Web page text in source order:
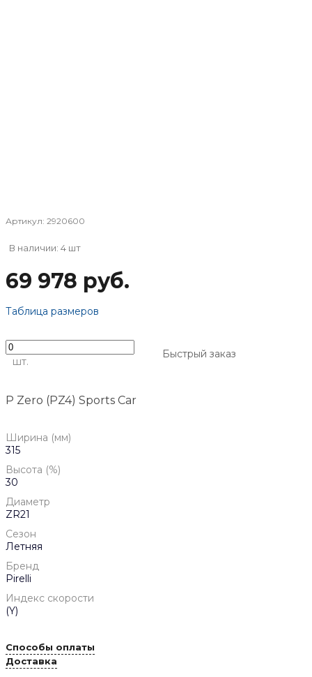
Артикул: 2920600
В наличии: 4 шт
69 978 руб.
Таблица размеров
шт.
Быстрый заказ
P Zero (PZ4) Sports Car
Ширина (мм)
315
Высота (%)
30
Диаметр
ZR21
Сезон
Летняя
Бренд
Pirelli
Индекс скорости
(Y)
Способы оплаты
Доставка